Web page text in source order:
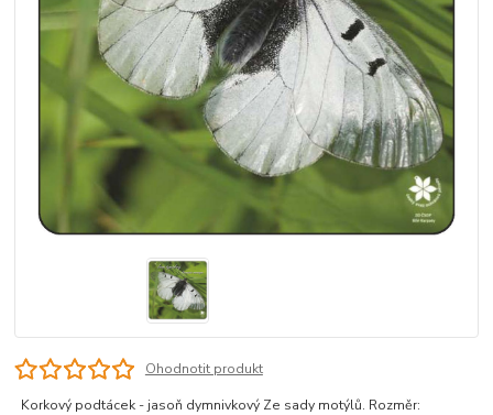
Ohodnotit produkt
Korkový podtácek - jasoň dymnivkový Ze sady motýlů. Rozměr: